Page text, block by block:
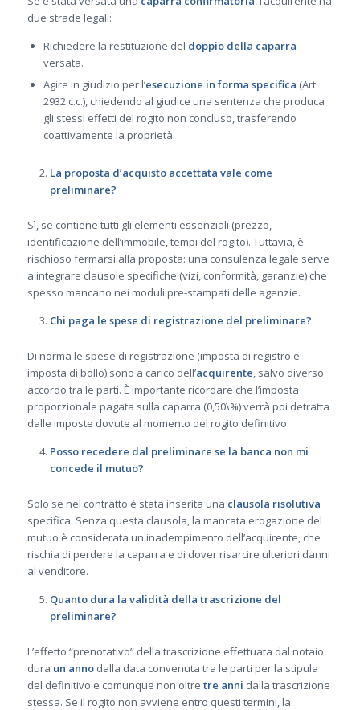
due strade legali:
Richiedere la restituzione del doppio della caparra
versata.
Agire in giudizio per l’esecuzione in forma specifica (Art.
2932 c.c.), chiedendo al giudice una sentenza che produca
gli stessi effetti del rogito non concluso, trasferendo
coattivamente la proprietà.
La proposta d’acquisto accettata vale come
preliminare?
Sì, se contiene tutti gli elementi essenziali (prezzo,
identificazione dell’immobile, tempi del rogito). Tuttavia, è
rischioso fermarsi alla proposta: una consulenza legale serve
a integrare clausole specifiche (vizi, conformità, garanzie) che
spesso mancano nei moduli pre-stampati delle agenzie.
Chi paga le spese di registrazione del preliminare?
Di norma le spese di registrazione (imposta di registro e
imposta di bollo) sono a carico dell’acquirente, salvo diverso
accordo tra le parti. È importante ricordare che l’imposta
proporzionale pagata sulla caparra (0,50\%) verrà poi detratta
dalle imposte dovute al momento del rogito definitivo.
Posso recedere dal preliminare se la banca non mi
concede il mutuo?
Solo se nel contratto è stata inserita una clausola risolutiva
specifica. Senza questa clausola, la mancata erogazione del
mutuo è considerata un inadempimento dell’acquirente, che
rischia di perdere la caparra e di dover risarcire ulteriori danni
al venditore.
Quanto dura la validità della trascrizione del
preliminare?
L’effetto “prenotativo” della trascrizione effettuata dal notaio
dura un annodalla data convenuta tra le parti per la stipula
del definitivo e comunque non oltre tre anni dalla trascrizione
stessa. Se il rogito non avviene entro questi termini, la